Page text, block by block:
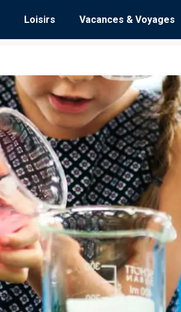
Loisirs Vacances & Voyages